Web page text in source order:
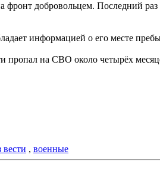
фронт добровольцем. Последний
информацией о его месте
пропал на СВО около четырёх
вести , военные